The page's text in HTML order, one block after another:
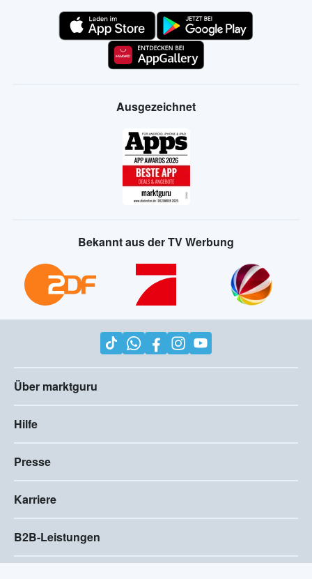
Ausgezeichnet
Bekannt aus der TV Werbung
Über marktguru
Hilfe
Presse
Karriere
B2B-Leistungen